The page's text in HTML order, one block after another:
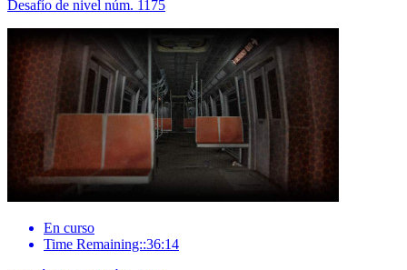
Desafío de nivel núm. 1175
En curso
Time Remaining::36:14